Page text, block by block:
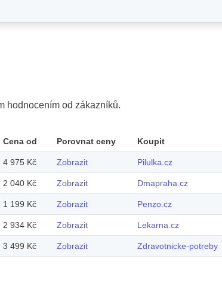
hodnocením od zákazníků.
Cena od Porovnat ceny Koupit
4 975 Kč Zobrazit Pilulka.cz
2 040 Kč Zobrazit Dmapraha.cz
1 199 Kč Zobrazit Penzo.cz
2 934 Kč Zobrazit Lekarna.cz
3 499 Kč Zobrazit Zdravotnicke-potreby